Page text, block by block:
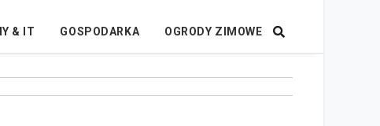
& IT GOSPODARKA OGRODY ZIMOWE